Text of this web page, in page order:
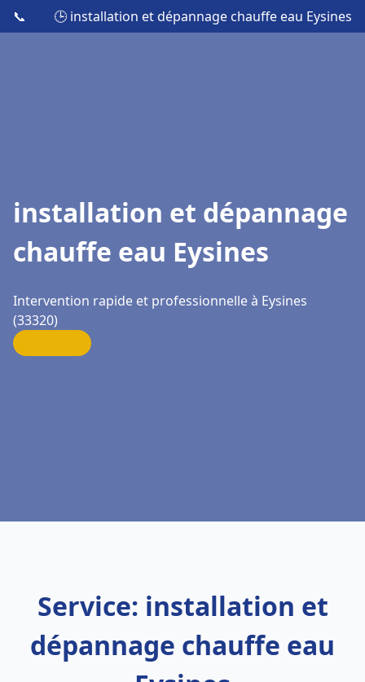
📞 🕒 installation et dépannage chauffe eau Eysines
installation et dépannage
chauffe eau Eysines
Intervention rapide et professionnelle à Eysines
(33320)
Service: installation et
dépannage chauffe eau